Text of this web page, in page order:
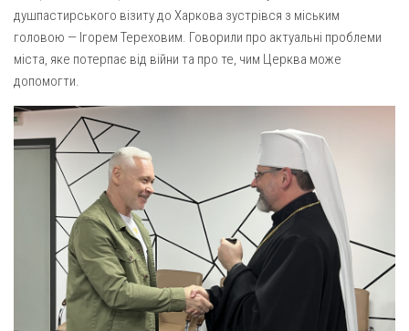
Архистратига Михаїла (м. Люботин)
Покрови Пресвятої Богородиці (с. Вільча)
Парафія Благовіщення Пресвятої Богородиці (смт
Золочів)
Парафія Різдва Пресвятої Богородиці м. Берестин
(Красноград)
Парохії Полтавської області
Пресвятої Трійці (м. Полтава)
Всіх Святих українського народу (м. Полтава)
Свято-Юріївська парафія (м. Полтава)
Архистратига Михаїла (с. Пригарівка)
Газета Християнський голос
Надруковані числа
Молитви
Галерея
Рух pro-life
душпастирського візиту до Харкова зустрівся з міським
головою — Ігорем Тереховим. Говорили про актуальні проблеми
міста, яке потерпає від війни та про те, чим Церква може
допомогти.